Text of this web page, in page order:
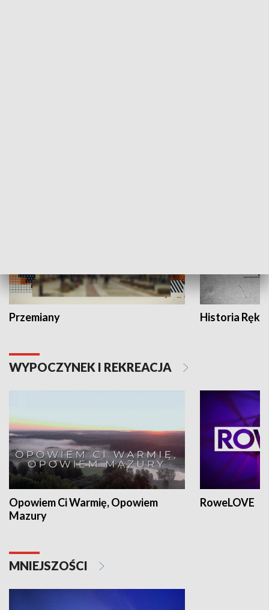
Przemiany Historia Ręką
WYPOCZYNEK I REKREACJA
Opowiem Ci Warmię, Opowiem
Mazury
RoweLOVE
MNIEJSZOŚCI